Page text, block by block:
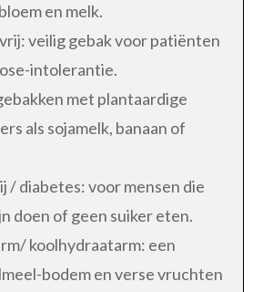
en melk.
veilig gebak voor patiënten
intolerantie.
met plantaardige
als sojamelk, banaan of
/ diabetes: voor mensen die
doen of geen suiker eten.
koolhydraatarm: een
bodem en verse vruchten